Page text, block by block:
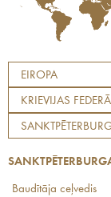
EIROPA
KRIEVIJAS
Baudītāja ceļvedis